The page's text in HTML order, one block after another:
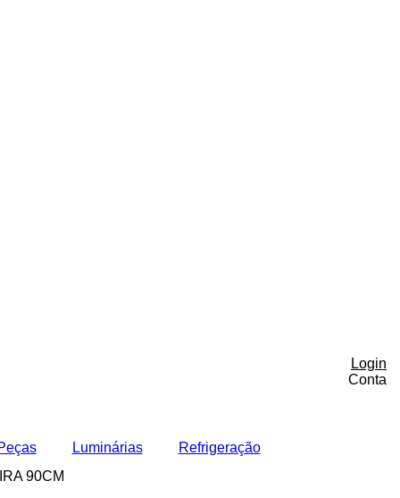
Login
Conta
Luminárias
Refrigeração
90CM